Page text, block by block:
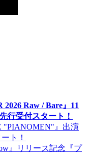
Raw / Bare』11
行受付スタート！
"PIANOMEN"』出演
ト！
』リリース記念『プ